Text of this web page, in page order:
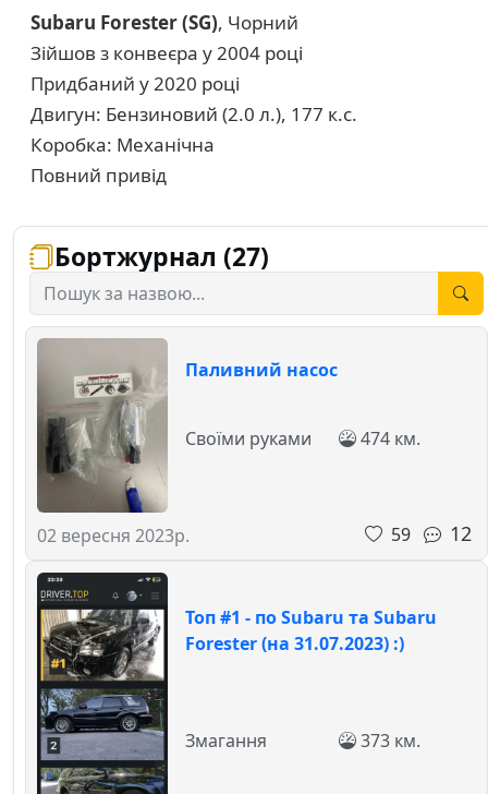
Subaru Forester (SG), Чорний
Зійшов з конвеєра у 2004 році
Придбаний у 2020 році
Двигун: Бензиновий (2.0 л.), 177 к.с.
Коробка: Механічна
Повний привід
Бортжурнал (27)
Паливний насос
02 вересня 2023р.
Своїми руками 474 км.
59 12
Топ #1 - по Subaru та Subaru
Forester (на 31.07.2023) :)
Змагання 373 км.